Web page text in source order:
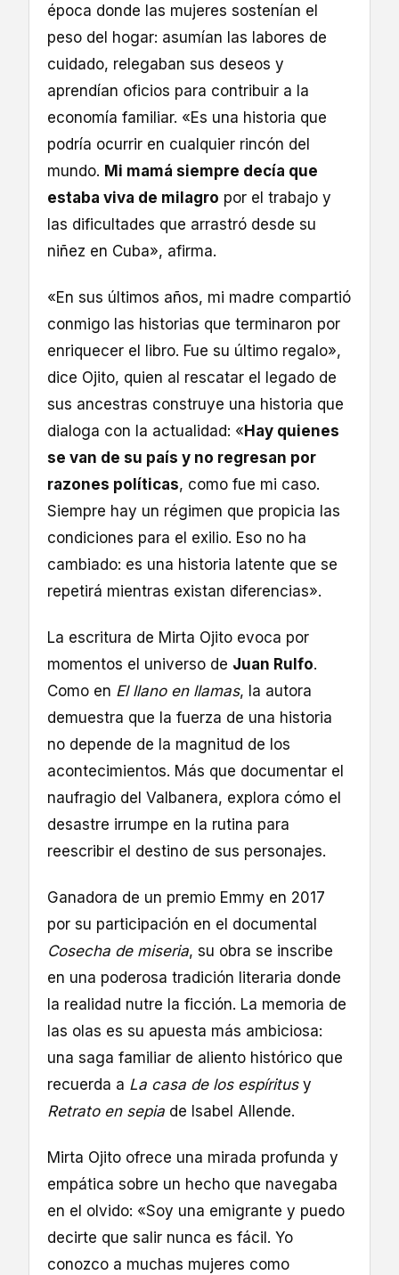
época donde las mujeres sostenían el
peso del hogar: asumían las labores de
cuidado, relegaban sus deseos y
aprendían oficios para contribuir a la
economía familiar. «Es una historia que
podría ocurrir en cualquier rincón del
mundo. Mi mamá siempre decía que
estaba viva de milagro por el trabajo y
las dificultades que arrastró desde su
niñez en Cuba», afirma.
«En sus últimos años, mi madre compartió
conmigo las historias que terminaron por
enriquecer el libro. Fue su último regalo»,
dice Ojito, quien al rescatar el legado de
sus ancestras construye una historia que
dialoga con la actualidad: «Hay quienes
se van de su país y no regresan por
razones políticas, como fue mi caso.
Siempre hay un régimen que propicia las
condiciones para el exilio. Eso no ha
cambiado: es una historia latente que se
repetirá mientras existan diferencias».
La escritura de Mirta Ojito evoca por
momentos el universo de Juan Rulfo.
Como en El llano en llamas, la autora
demuestra que la fuerza de una historia
no depende de la magnitud de los
acontecimientos. Más que documentar el
naufragio del Valbanera, explora cómo el
desastre irrumpe en la rutina para
reescribir el destino de sus personajes.
Ganadora de un premio Emmy en 2017
por su participación en el documental
Cosecha de miseria, su obra se inscribe
en una poderosa tradición literaria donde
la realidad nutre la ficción. La memoria de
las olas es su apuesta más ambiciosa:
una saga familiar de aliento histórico que
recuerda a La casa de los espíritus y
Retrato en sepia de Isabel Allende.
Mirta Ojito ofrece una mirada profunda y
empática sobre un hecho que navegaba
en el olvido: «Soy una emigrante y puedo
decirte que salir nunca es fácil. Yo
conozco a muchas mujeres como